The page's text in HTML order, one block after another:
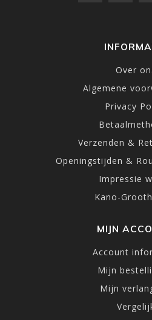
Over
Algemene
Privacy
Verzenden &
Openingstijden &
Impressie
Kano-
MIJN
Account
Mijn
Mijn